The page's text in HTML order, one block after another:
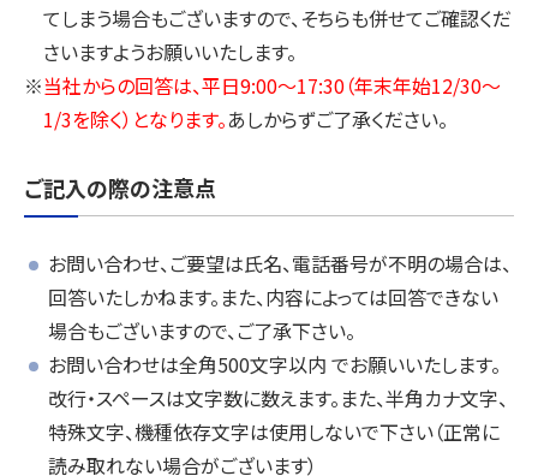
てしまう場合もございますので、そちらも併せてご確認くだ
さいますようお願いいたします。
※当社からの回答は、平日9:00～17:30（年末年始12/30～
1/3を除く）となります。あしからずご了承ください。
ご記入の際の注意点
お問い合わせ、ご要望は氏名、電話番号が不明の場合は、
回答いたしかねます。また、内容によっては回答できない
場合もございますので、ご了承下さい。
お問い合わせは全角500文字以内 でお願いいたします。
改行・スペースは文字数に数えます。また、半角カナ文字、
特殊文字、機種依存文字は使用しないで下さい（正常に
読み取れない場合がございます）